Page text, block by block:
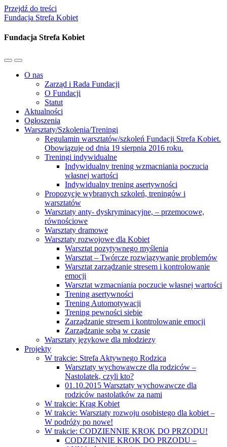
Przejdź do treści
Fundacja Strefa Kobiet
Fundacja Strefa Kobiet
Przełącz
mobilne
Przełącz
pole
wyszukiwania
O nas
Zarząd i Rada Fundacji
O Fundacji
Statut
Aktualności
Ogłoszenia
Warsztaty/Szkolenia/Treningi
Regulamin warsztatów/szkoleń Fundacji Strefa Kobiet.
Obowiązuje od dnia 19 sierpnia 2016 roku.
Treningi indywidualne
Indywidualny trening wzmacniania poczucia
własnej wartości
Indywidualny trening asertywności
Propozycje wybranych szkoleń, treningów i
warsztatów
Warsztaty anty- dyskryminacyjne, – przemocowe,
równościowe
Warsztaty dramowe
Warsztaty rozwojowe dla Kobiet
Warsztat pozytywnego myślenia
Warsztat – Twórcze rozwiązywanie problemów
Warsztat zarządzanie stresem i kontrolowanie
emocji
Warsztat wzmacniania poczucie własnej wartości
Trening asertywności
Trening Automotywacji
Trening pewności siebie
Zarządzanie stresem i kontrolowanie emocji
Zarządzanie sobą w czasie
Warsztaty językowe dla młodziezy
Projekty
W trakcie: Strefa Aktywnego Rodzica
Warsztaty wychowawcze dla rodziców –
Nastolatek, czyli kto?
01.10.2015 Warsztaty wychowawcze dla
rodziców nastolatków za nami
W trakcie: Krąg Kobiet
W trakcie: Warsztaty rozwoju osobistego dla kobiet –
W podróży po nowe!
W trakcie: CODZIENNIE KROK DO PRZODU!
CODZIENNIE KROK DO PRZODU –